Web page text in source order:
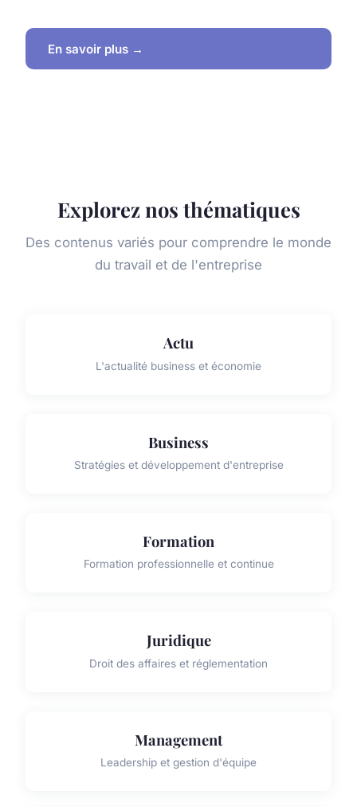
En savoir plus →
Explorez nos thématiques
Des contenus variés pour comprendre le monde
du travail et de l'entreprise
Actu
L'actualité business et économie
Business
Stratégies et développement d'entreprise
Formation
Formation professionnelle et continue
Juridique
Droit des affaires et réglementation
Management
Leadership et gestion d'équipe